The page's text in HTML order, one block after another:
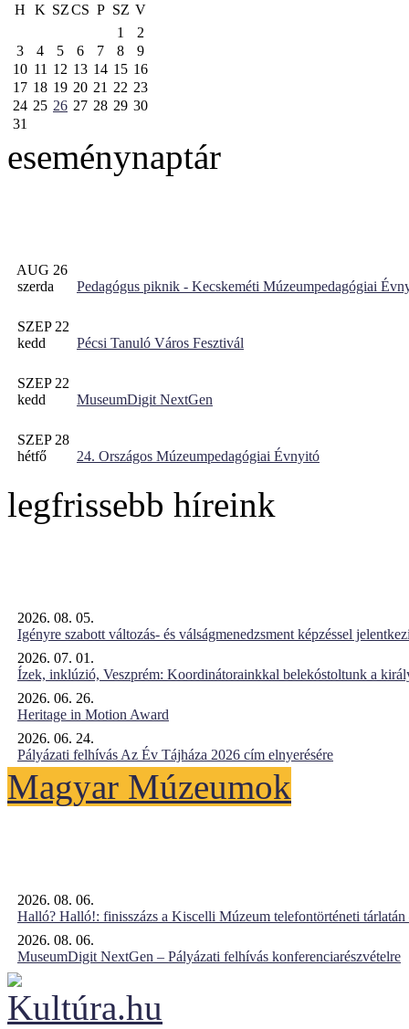
H K SZCS P SZ V
1
2
3
4 5 6 7 8
9
10 11 12 13 14 15 16
17 18 19 20 21 22 23
24 25 26 27 28 29 30
31
eseménynaptár
AUG 26
szerda
Pedagógus piknik - Kecskeméti Múzeumpedagógiai
SZEP 22
kedd
Pécsi Tanuló Város Fesztivál
SZEP 22
kedd
MuseumDigit NextGen
SZEP 28
hétfő
24. Országos Múzeumpedagógiai Évnyitó
legfrissebb híreink
2026. 08. 05.
Igényre szabott változás- és válságmenedzsment képzéssel
2026. 07. 01.
Ízek, inklúzió, Veszprém: Koordinátorainkkal belekóstoltunk a
2026. 06. 26.
Heritage in Motion Award
2026. 06. 24.
Pályázati felhívás Az Év Tájháza 2026 cím elnyerésére
Magyar Múzeumok
2026. 08. 06.
Halló? Halló!: finisszázs a Kiscelli Múzeum telefontörténeti tárlatán
2026. 08. 06.
MuseumDigit NextGen – Pályázati felhívás konferenciarészvételre